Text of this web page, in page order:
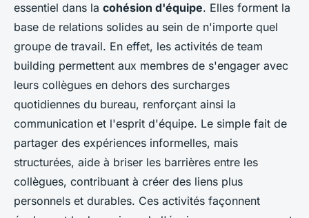
essentiel dans la cohésion d'équipe. Elles forment la
base de relations solides au sein de n'importe quel
groupe de travail. En effet, les activités de team
building permettent aux membres de s'engager avec
leurs collègues en dehors des surcharges
quotidiennes du bureau, renforçant ainsi la
communication et l'esprit d'équipe. Le simple fait de
partager des expériences informelles, mais
structurées, aide à briser les barrières entre les
collègues, contribuant à créer des liens plus
personnels et durables. Ces activités façonnent